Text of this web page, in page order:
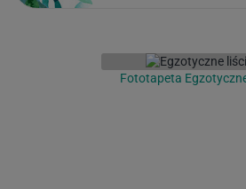
Fototapeta